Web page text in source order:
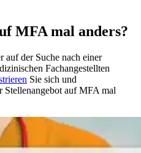
MFA mal anders?
auf der Suche nach einer
Fachangestellten
Sie sich und
Stellenangebot auf MFA mal